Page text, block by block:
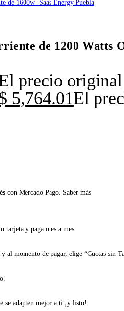
de 1200 Watts
precio original
5,764.01El
con Mercado Pago. Saber más
tarjeta y paga mes a mes
al momento de pagar, elige “Cuotas sin
se adapten mejor a ti ¡y listo!